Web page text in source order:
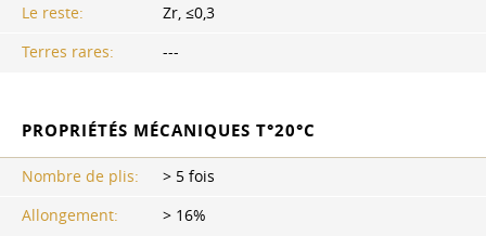
Le reste:
Zr, ≤0,3
Terres rares:
---
PROPRIÉTÉS MÉCANIQUES T°20°C
Nombre de plis:
> 5 fois
Allongement:
> 16%